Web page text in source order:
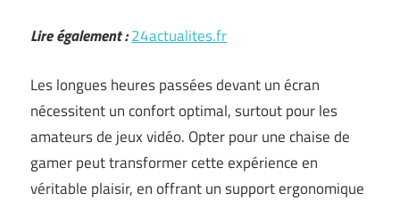
Lire également :24actualites.fr
Les longues heures passées devant un écran
nécessitent un confort optimal, surtout pour les
amateurs de jeux vidéo. Opter pour une chaise de
gamer peut transformer cette expérience en
véritable plaisir, en offrant un support ergonomique